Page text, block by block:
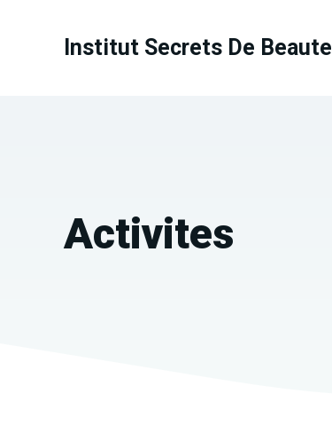
Institut Secrets De Beaute
Activites